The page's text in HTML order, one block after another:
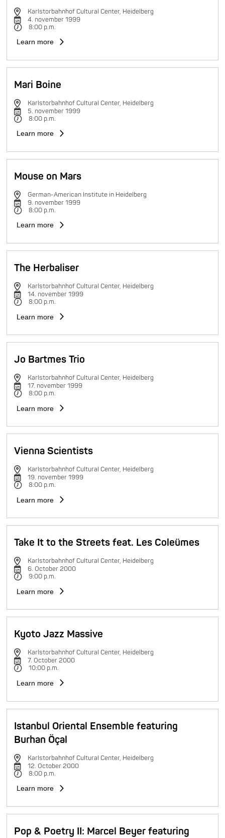
Karlstorbahnhof Cultural Center, Heidelberg
4. november 1999
8:00 p.m.
Learn more
Mari Boine
Karlstorbahnhof Cultural Center, Heidelberg
5. november 1999
8:00 p.m.
Learn more
Mouse on Mars
German-American Institute in Heidelberg
9. november 1999
8:00 p.m.
Learn more
The Herbaliser
Karlstorbahnhof Cultural Center, Heidelberg
14. november 1999
8:00 p.m.
Learn more
Jo Bartmes Trio
Karlstorbahnhof Cultural Center, Heidelberg
17. november 1999
8:00 p.m.
Learn more
Vienna Scientists
Karlstorbahnhof Cultural Center, Heidelberg
19. november 1999
8:00 p.m.
Learn more
Take It to the Streets feat. Les Coleümes
Karlstorbahnhof Cultural Center, Heidelberg
6. October 2000
9:00 p.m.
Learn more
Kyoto Jazz Massive
Karlstorbahnhof Cultural Center, Heidelberg
7. October 2000
10:00 p.m.
Learn more
Istanbul Oriental Ensemble featuring
Burhan Öçal
Karlstorbahnhof Cultural Center, Heidelberg
12. October 2000
8:00 p.m.
Learn more
Pop & Poetry II: Marcel Beyer featuring